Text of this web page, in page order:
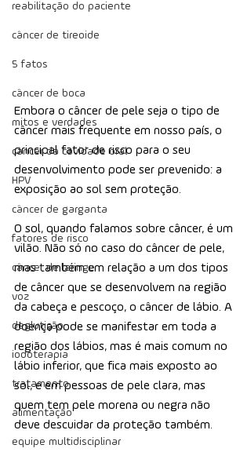
reabilitação do paciente
câncer de tireoide
5 fatos
câncer de boca
mitos e verdades
câncer da cavidade oral
HPV
câncer de garganta
fatores de risco
câncer de laringe
voz
deglutição
iodoterapia
tratamento
alimentação
equipe multidisciplinar
Embora o câncer de pele seja o tipo de
câncer mais frequente em nosso país, o
principal fator de risco para o seu
desenvolvimento pode ser prevenido: a
exposição ao sol sem proteção.
O sol, quando falamos sobre câncer, é um
vilão. Não só no caso do câncer de pele,
mas também em relação a um dos tipos
de câncer que se desenvolvem na região
da cabeça e pescoço, o câncer de lábio. A
doença pode se manifestar em toda a
região dos lábios, mas é mais comum no
lábio inferior, que fica mais exposto ao
sol, e em pessoas de pele clara, mas
quem tem pele morena ou negra não
deve descuidar da proteção também.